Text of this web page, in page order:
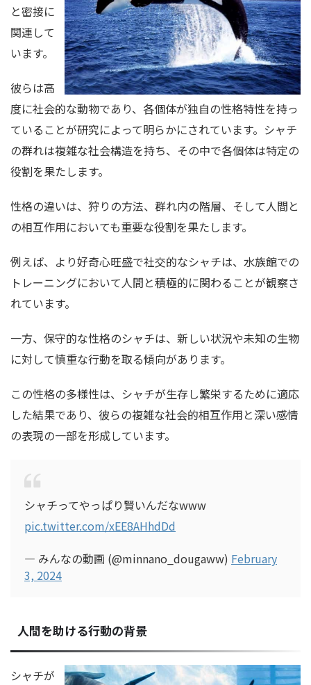
と密接に
関連して
います。
彼らは高
度に社会的な動物であり、各個体が独自の性格特性を持っ
ていることが研究によって明らかにされています。シャチ
の群れは複雑な社会構造を持ち、その中で各個体は特定の
役割を果たします。
性格の違いは、狩りの方法、群れ内の階層、そして人間と
の相互作用においても重要な役割を果たします。
例えば、より好奇心旺盛で社交的なシャチは、水族館での
トレーニングにおいて人間と積極的に関わることが観察さ
れています。
一方、保守的な性格のシャチは、新しい状況や未知の生物
に対して慎重な行動を取る傾向があります。
この性格の多様性は、シャチが生存し繁栄するために適応
した結果であり、彼らの複雑な社会的相互作用と深い感情
の表現の一部を形成しています。
シャチってやっぱり賢いんだなwww
pic.twitter.com/xEE8AHhdDd
— みんなの動画 (@minnano_dougaww) February
3, 2024
人間を助ける行動の背景
シャチが